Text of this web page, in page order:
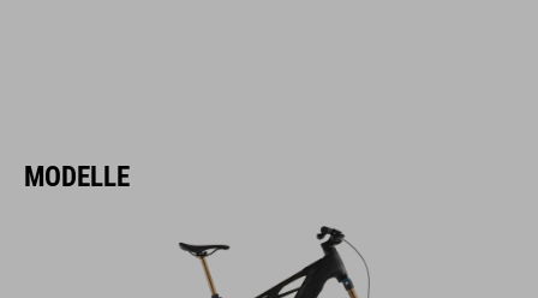
MODELLE